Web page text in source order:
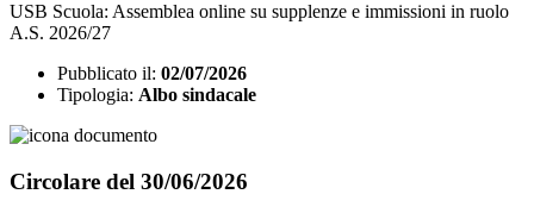
USB Scuola: Assemblea online su supplenze e immissioni in ruolo
A.S. 2026/27
Pubblicato il: 02/07/2026
Tipologia: Albo sindacale
Circolare del 30/06/2026